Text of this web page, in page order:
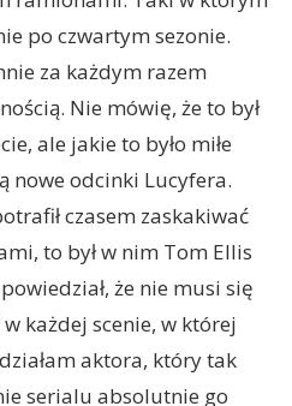
po czwartym sezonie.
za każdym razem
Nie mówię, że to był
ale jakie to było miłe
nowe odcinki Lucyfera.
czasem zaskakiwać
to był w nim Tom Ellis
że nie musi się
każdej scenie, w której
aktora, który tak
serialu absolutnie go